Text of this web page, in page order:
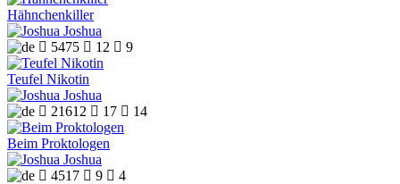
Hähnchenkiller
Joshua
 5475  12  9
Teufel Nikotin
Joshua
 21612  17  14
Beim Proktologen
Joshua
 4517  9  4